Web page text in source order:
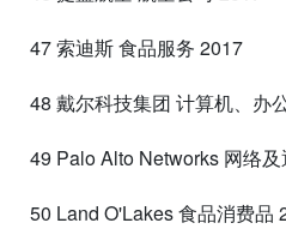
47 索迪斯 食品服务 2017
48 戴尔科技集团 计算机、办
49 Palo Alto Networks 网络
50 Land O'Lakes 食品消费品